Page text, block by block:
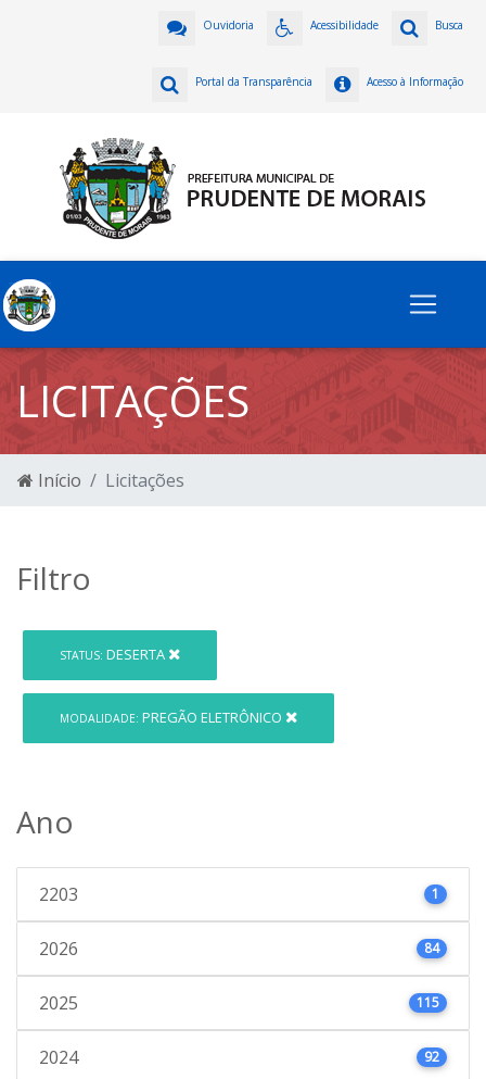
Busca
Acessibilidade
Ouvidoria
Acesso à Informação
Portal da Transparência
LICITAÇÕES
Início Licitações
Filtro
STATUS: DESERTA
MODALIDADE: PREGÃO ELETRÔNICO
Ano
2203 1
2026 84
2025 115
2024 92